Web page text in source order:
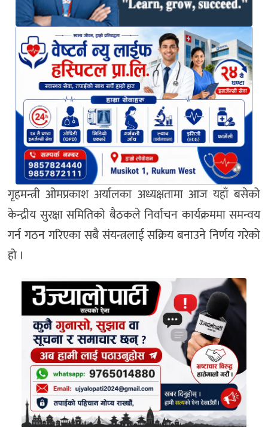
गृहमन्त्री ओमप्रकाश अर्यालका अध्यक्षतामा आज यहाँ बसेको
केन्द्रीय सुरक्षा समितिको बैठकले निर्वाचन कार्यक्रममा समन्वय
गर्न गठन गरिएका सबै संयन्त्रलाई सक्रिय बनाउने निर्णय गरेको
हो ।